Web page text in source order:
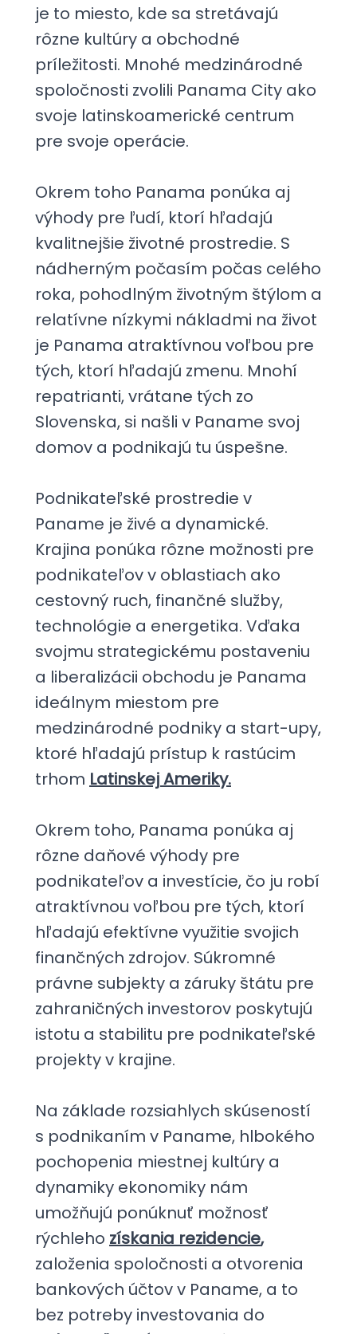
je to miesto, kde sa stretávajú
rôzne kultúry a obchodné
príležitosti. Mnohé medzinárodné
spoločnosti zvolili Panama City ako
svoje latinskoamerické centrum
pre svoje operácie.
Okrem toho Panama ponúka aj
výhody pre ľudí, ktorí hľadajú
kvalitnejšie životné prostredie. S
nádherným počasím počas celého
roka, pohodlným životným štýlom a
relatívne nízkymi nákladmi na život
je Panama atraktívnou voľbou pre
tých, ktorí hľadajú zmenu. Mnohí
repatrianti, vrátane tých zo
Slovenska, si našli v Paname svoj
domov a podnikajú tu úspešne.
Podnikateľské prostredie v
Paname je živé a dynamické.
Krajina ponúka rôzne možnosti pre
podnikateľov v oblastiach ako
cestovný ruch, finančné služby,
technológie a energetika. Vďaka
svojmu strategickému postaveniu
a liberalizácii obchodu je Panama
ideálnym miestom pre
medzinárodné podniky a start-upy,
ktoré hľadajú prístup k rastúcim
trhom Latinskej Ameriky.
Okrem toho, Panama ponúka aj
rôzne daňové výhody pre
podnikateľov a investície, čo ju robí
atraktívnou voľbou pre tých, ktorí
hľadajú efektívne využitie svojich
finančných zdrojov. Súkromné
právne subjekty a záruky štátu pre
zahraničných investorov poskytujú
istotu a stabilitu pre podnikateľské
projekty v krajine.
Na základe rozsiahlych skúseností
s podnikaním v Paname, hlbokého
pochopenia miestnej kultúry a
dynamiky ekonomiky nám
umožňujú ponúknuť možnosť
rýchleho získania rezidencie,
založenia spoločnosti a otvorenia
bankových účtov v Paname, a to
bez potreby investovania do